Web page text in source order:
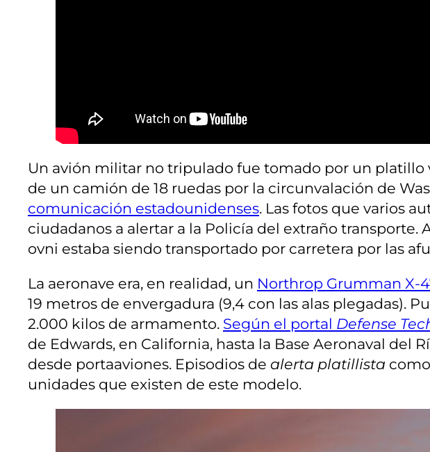
Un avión militar no tripulado fue tomado por un
de un camión de 18 ruedas por la circunvalación de
comunicación estadounidenses. Las fotos que varios
ciudadanos a alertar a la Policía del extraño
ovni estaba siendo transportado por carretera por las
La aeronave era, en realidad, un Northrop Grumman X-
19 metros de envergadura (9,4 con las alas plegadas).
2.000 kilos de armamento. Según el portal Defense
de Edwards, en California, hasta la Base Aeronaval del
desde portaaviones. Episodios de alerta platillista
unidades que existen de este modelo.